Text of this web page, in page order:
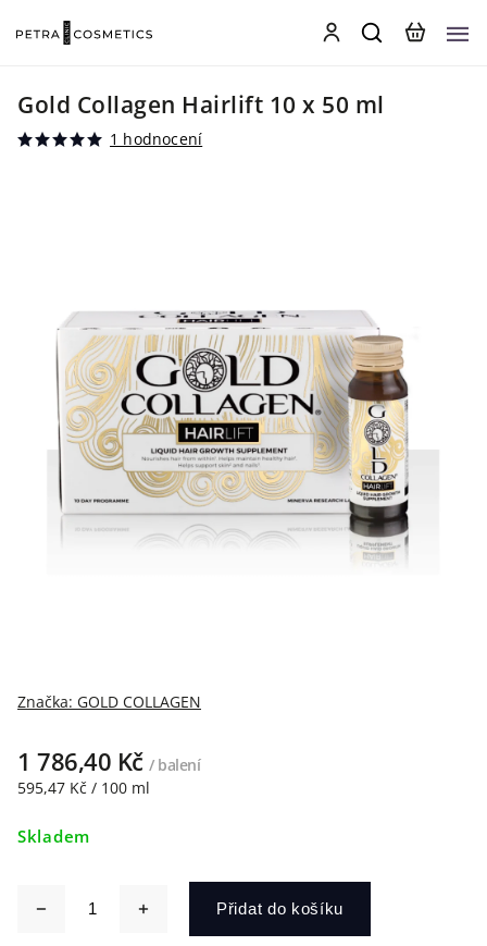
Gold Collagen Hairlift 10 x 50 ml
1 hodnocení
Značka: GOLD COLLAGEN
1 786,40 Kč / balení
595,47 Kč / 100 ml
Skladem
Přidat do košíku